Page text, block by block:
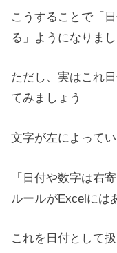
こうすることで「
る」ようになりま
ただし、実はこれ
てみましょう
文字が左によって
「日付や数字は右
ルールがExcelには
これを日付として